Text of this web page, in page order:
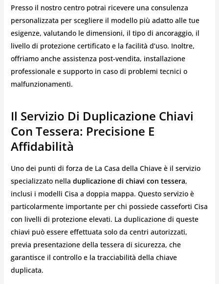
Presso il nostro centro potrai ricevere una consulenza
personalizzata per scegliere il modello più adatto alle tue
esigenze, valutando le dimensioni, il tipo di ancoraggio, il
livello di protezione certificato e la facilità d’uso. Inoltre,
offriamo anche assistenza post-vendita, installazione
professionale e supporto in caso di problemi tecnici o
malfunzionamenti.
Il Servizio Di Duplicazione Chiavi
Con Tessera: Precisione E
Affidabilità
Uno dei punti di forza de La Casa della Chiave è il servizio
specializzato nella duplicazione di chiavi con tessera,
inclusi i modelli Cisa a doppia mappa. Questo servizio è
particolarmente importante per chi possiede casseforti Cisa
con livelli di protezione elevati. La duplicazione di queste
chiavi può essere effettuata solo da centri autorizzati,
previa presentazione della tessera di sicurezza, che
garantisce il controllo e la tracciabilità della chiave
duplicata.